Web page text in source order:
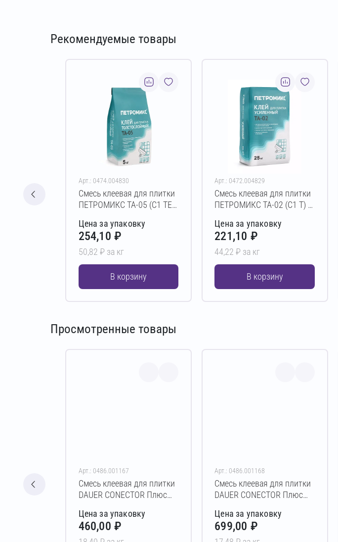
Рекомендуемые товары
Арт.: 0474.004830
Смесь клеевая для плитки
ПЕТРОМИКС TA-05 (C1 TE)
Цена за упаковку
254,10 ₽
50,82 ₽ за кг
В корзину
Арт.: 0472.004829
Смесь клеевая для плитки
ПЕТРОМИКС TA-02 (C1 T) 5
Цена за упаковку
221,10 ₽
44,22 ₽ за кг
В корзину
Просмотренные товары
Арт.: 0486.001167
Смесь клеевая для плитки
DAUER CONECTOR Плюс
Цена за упаковку
460,00 ₽
Арт.: 0486.001168
Смесь клеевая для плитки
DAUER CONECTOR Плюс
Цена за упаковку
699,00 ₽